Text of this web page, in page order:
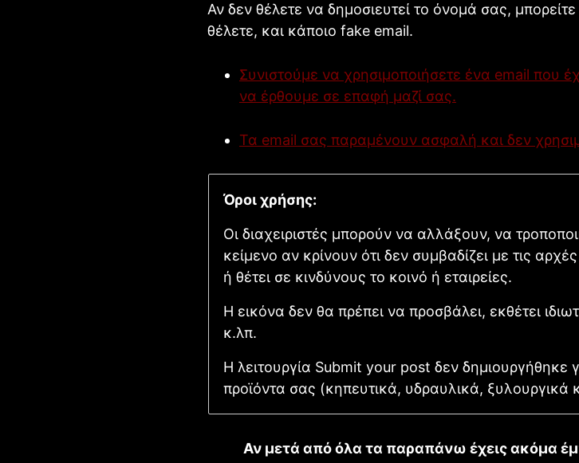
Αν δεν θέλετε να δημοσιευτεί το όνομά σας,
θέλετε, και κάποιο fake email.
Συνιστούμε να χρησιμοποιήσετε ένα email που
να έρθουμε σε επαφή μαζί σας.
Τα email σας παραμένουν ασφαλή και δεν
Όροι χρήσης:
Οι διαχειριστές μπορούν να αλλάξουν, να
κείμενο αν κρίνουν ότι δεν συμβαδίζει με τις
ή θέτει σε κινδύνους το κοινό ή εταιρείες.
Η εικόνα δεν θα πρέπει να προσβάλει, εκθέτει
κ.λπ.
Η λειτουργία Submit your post δεν δημιουργήθηκε
προϊόντα σας (κηπευτικά, υδραυλικά, ξυλουργικά
Αν μετά από όλα τα παραπάνω έχεις ακόμα